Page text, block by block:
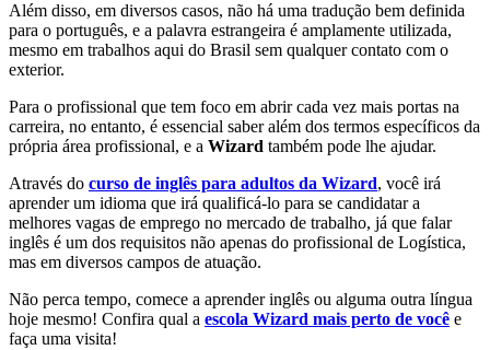
Além disso, em diversos casos, não há uma tradução bem definida
para o português, e a palavra estrangeira é amplamente utilizada,
mesmo em trabalhos aqui do Brasil sem qualquer contato com o
exterior.
Para o profissional que tem foco em abrir cada vez mais portas na
carreira, no entanto, é essencial saber além dos termos específicos da
própria área profissional, e a Wizard também pode lhe ajudar.
Através do curso de inglês para adultos da Wizard, você irá
aprender um idioma que irá qualificá-lo para se candidatar a
melhores vagas de emprego no mercado de trabalho, já que falar
inglês é um dos requisitos não apenas do profissional de Logística,
mas em diversos campos de atuação.
Não perca tempo, comece a aprender inglês ou alguma outra língua
hoje mesmo! Confira qual a escola Wizard mais perto de você e
faça uma visita!